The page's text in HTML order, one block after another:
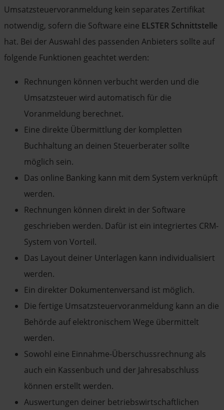
Umsatzsteuervoranmeldung kein separates Zertifikat
notwendig, sofern die Software eine ELSTER Schnittstelle
hat. Bei der Auswahl des passenden Anbieters sollte auf
folgende Funktionen geachtet werden:
Rechnungen können verbucht werden und die
Umsatzsteuer wird automatisch für die
Voranmeldung berechnet.
Eine direkte Übermittlung der kompletten
Buchhaltung an deinen Steuerberater sollte
möglich sein.
Das online Banking kann mit dem System verknüpft
werden.
Rechnungen können direkt in der Software
geschrieben werden. Dafür ist ein integriertes CRM-
System von Vorteil.
Das Layout deiner Unterlagen kann individualisiert
werden.
Ein direkter Dokumentenversand ist möglich.
Die fertige Umsatzsteuervoranmeldung kann an die
Behörde auf elektronischem Wege übermittelt
werden.
Sowohl eine Einnahme-Überschussrechnung als
auch ein Kassenbuch und der Jahresabschluss
können erstellt werden.
Auswertungen deiner betriebswirtschaftlichen